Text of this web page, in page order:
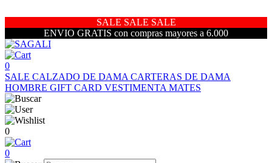
SALE SALE SALE
ENVIO GRATIS con compras mayores a 6.000
0
SALE CALZADO DE DAMA CARTERAS DE DAMA
HOMBRE GIFT CARD VESTIMENTA MATES
0
0